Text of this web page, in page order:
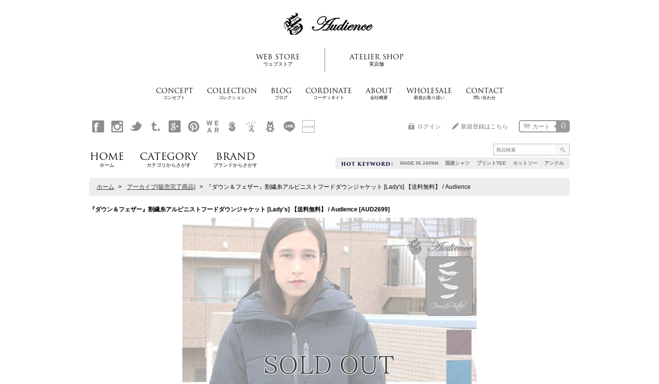
WEB STORE
ウェブストア
ATELIER SHOP
実店舗
CONCEPT
コンセプト
COLLECTION
コレクション
BLOG
ブログ
CORDINATE
コーディネイト
ABOUT
会社概要
WHOLESALE
新規お取り扱い
CONTACT
問い合わせ
MADE IN JAPAN 国産シャツ プリントTEE カットソー アンクル
0
カート
ログイン 新規登録はこちら
HOME
ホーム
CATEGORY
カテゴリからさがす
BRAND
ブランドからさがす
ホーム > アーカイブ(販売完了商品) > 『ダウン＆フェザー』割繊糸アルピニストフードダウンジャケット [Lady's] 【送料無料】 / Audience
『ダウン＆フェザー』割繊糸アルピニストフードダウンジャケット [Lady's] 【送料無料】 / Audience [AUD2699]